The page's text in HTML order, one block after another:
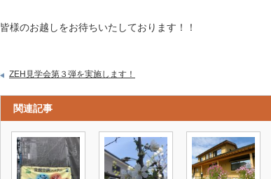
皆様のお越しをお待ちいたしております！！
ZEH見学会第３弾を実施します！
関連記事